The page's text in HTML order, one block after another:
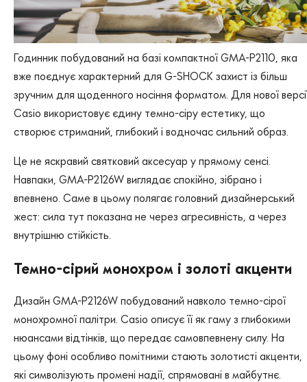
Годинник побудований на базі компактної GMA-P2110, яка
вже поєднує характерний для G-SHOCK захист із більш
зручним для щоденного носіння форматом. Для нової
Casio використовує єдину темно-сіру естетику, що
створює стриманий, глибокий і водночас сильний образ.
Це не яскравий святковий аксесуар у прямому сенсі.
Навпаки, GMA-P2126W виглядає спокійно, зібрано і
впевнено. Саме в цьому полягає головний дизайнерський
жест: сила тут показана не через агресивність, а через
внутрішню стійкість.
Темно-сірий монохром і золоті акценти
Дизайн GMA-P2126W побудований навколо темно-сірої
монохромної палітри. Casio описує її як гаму з глибокими
нюансами відтінків, що передає самовпевнену силу. На
цьому фоні особливо помітними стають золотисті акценти,
які символізують промені надії, спрямовані в майбутнє.